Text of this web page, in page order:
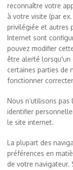
reconnaître votre
à votre visite (par
privilégiée et autres
Internet sont
pouvez modifier
être alerté
certaines parties de
fonctionner
Nous n’utilisons
identifier
le site internet.
La plupart des
préférences en
de votre navigateur.